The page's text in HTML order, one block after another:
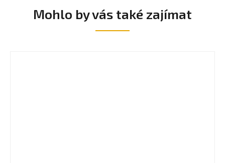
Mohlo by vás také zajímat